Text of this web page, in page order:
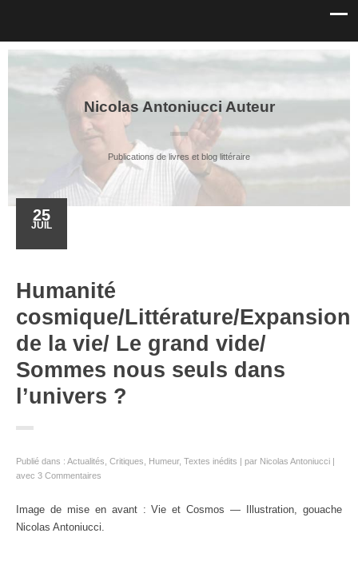
Nicolas Antoniucci Auteur
Publications de livres et blog littéraire
25
JUIL
Humanité
cosmique/Littérature/Expansion
de la vie/ Le grand vide/
Sommes nous seuls dans
l’univers ?
Publié dans : Actualités Critiques Humeur, Textes inédits par Nicolas Antoniucci
avec 3 Commentaires
Image de mise en avant : Vie et Cosmos — Illustration, gouache
Nicolas Antoniucci.